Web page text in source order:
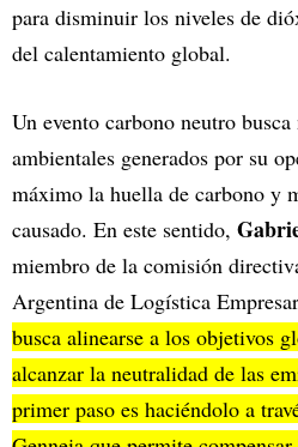
para disminuir los niveles de
del calentamiento global.
Un evento carbono neutro
ambientales generados por su
máximo la huella de carbono y
causado. En este sentido,
miembro de la comisión
Argentina de Logística
busca alinearse a los objetivos
alcanzar la neutralidad de las
primer paso es haciéndolo a